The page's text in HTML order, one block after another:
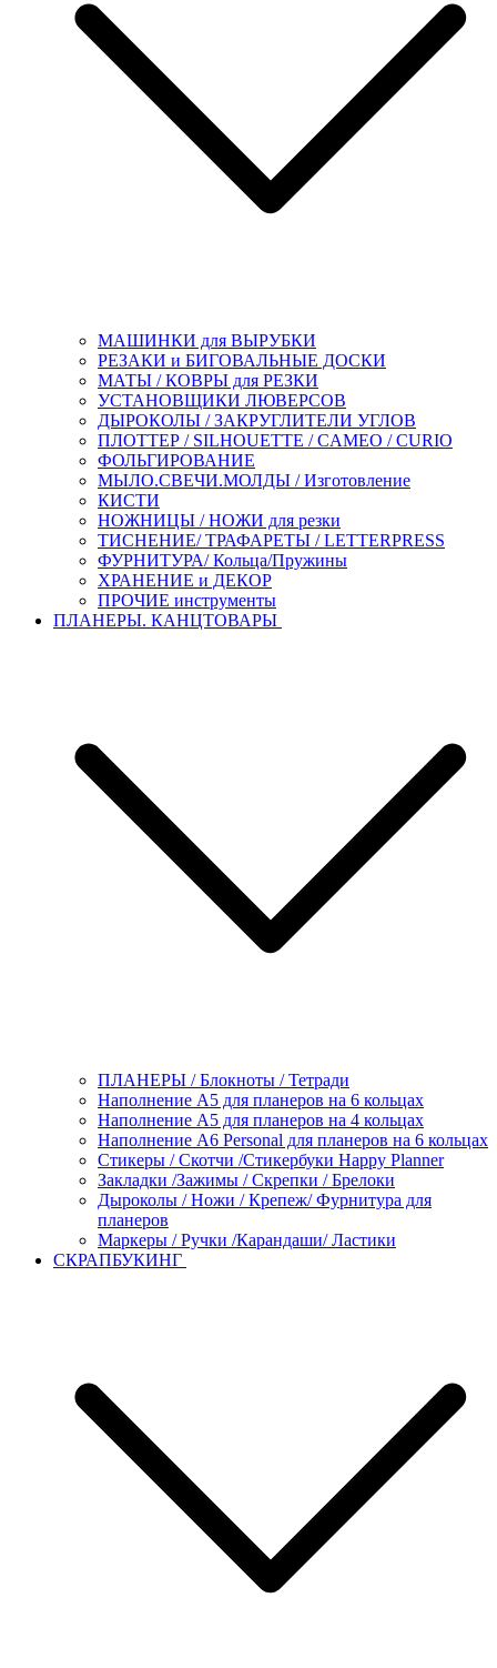
МАШИНКИ для ВЫРУБКИ
РЕЗАКИ и БИГОВАЛЬНЫЕ ДОСКИ
МАТЫ / КОВРЫ для РЕЗКИ
УСТАНОВЩИКИ ЛЮВЕРСОВ
ДЫРОКОЛЫ / ЗАКРУГЛИТЕЛИ УГЛОВ
ПЛОТТЕР / SILHOUETTE / CAMEO / CURIO
ФОЛЬГИРОВАНИЕ
МЫЛО.СВЕЧИ.МОЛДЫ / Изготовление
КИСТИ
НОЖНИЦЫ / НОЖИ для резки
ТИСНЕНИЕ/ ТРАФАРЕТЫ / LETTERPRESS
ФУРНИТУРА/ Кольца/Пружины
ХРАНЕНИЕ и ДЕКОР
ПРОЧИЕ инструменты
ПЛАНЕРЫ. КАНЦТОВАРЫ
ПЛАНЕРЫ / Блокноты / Тетради
Наполнение А5 для планеров на 6 кольцах
Наполнение А5 для планеров на 4 кольцах
Наполнение А6 Personal для планеров на 6 кольцах
Стикеры / Скотчи /Стикербуки Happy Planner
Закладки /Зажимы / Скрепки / Брелоки
Дыроколы / Ножи / Крепеж/ Фурнитура для
планеров
Маркеры / Ручки /Карандаши/ Ластики
СКРАПБУКИНГ